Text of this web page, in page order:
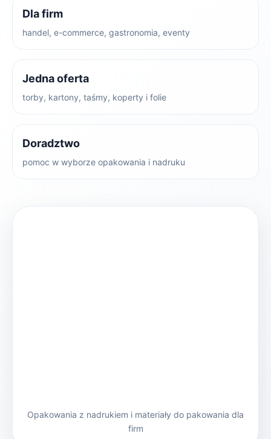
Dla firm
handel, e-commerce, gastronomia, eventy
Jedna oferta
torby, kartony, taśmy, koperty i folie
Doradztwo
pomoc w wyborze opakowania i nadruku
Opakowania z nadrukiem i materiały do pakowania dla
firm